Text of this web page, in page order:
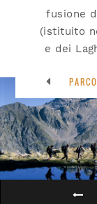
fusione
(istituito
e dei